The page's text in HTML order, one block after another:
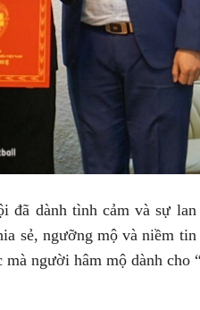
đã dành tình cảm và sự
sẻ, ngưỡng mộ và niềm
mà người hâm mộ dành